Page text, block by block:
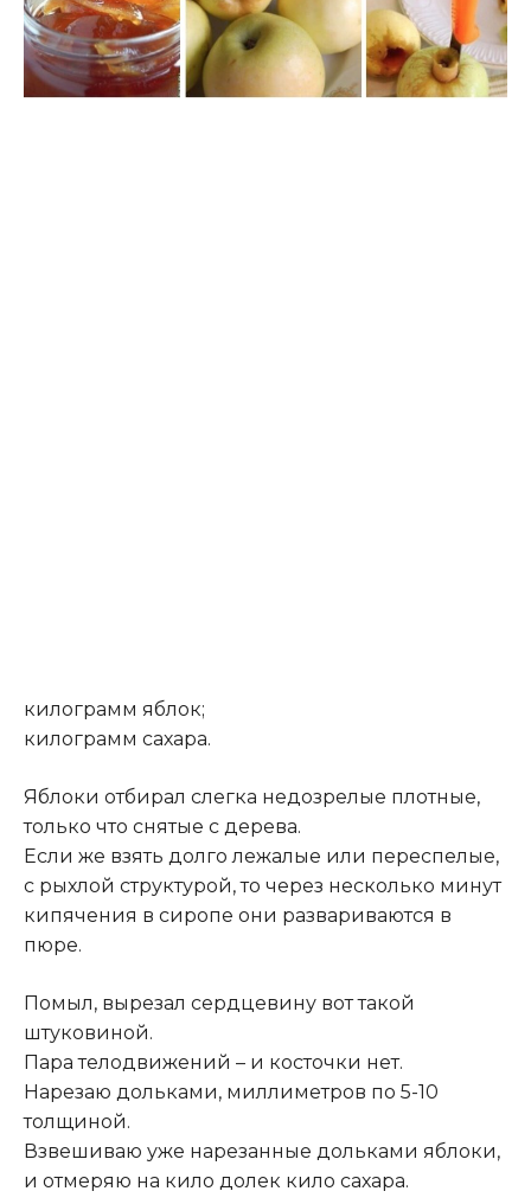
килограмм яблок;
килограмм сахара.
Яблоки отбирал слегка недозрелые плотные,
только что снятые с дерева.
Если же взять долго лежалые или переспелые,
с рыхлой структурой, то через несколько минут
кипячения в сиропе они развариваются в
пюре.
Помыл, вырезал сердцевину вот такой
штуковиной.
Пара телодвижений – и косточки нет.
Нарезаю дольками, миллиметров по 5-10
толщиной.
Взвешиваю уже нарезанные дольками яблоки,
и отмеряю на кило долек кило сахара.